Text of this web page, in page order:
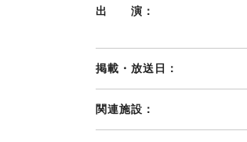
出 演：
掲載・放送日：
関連施設：